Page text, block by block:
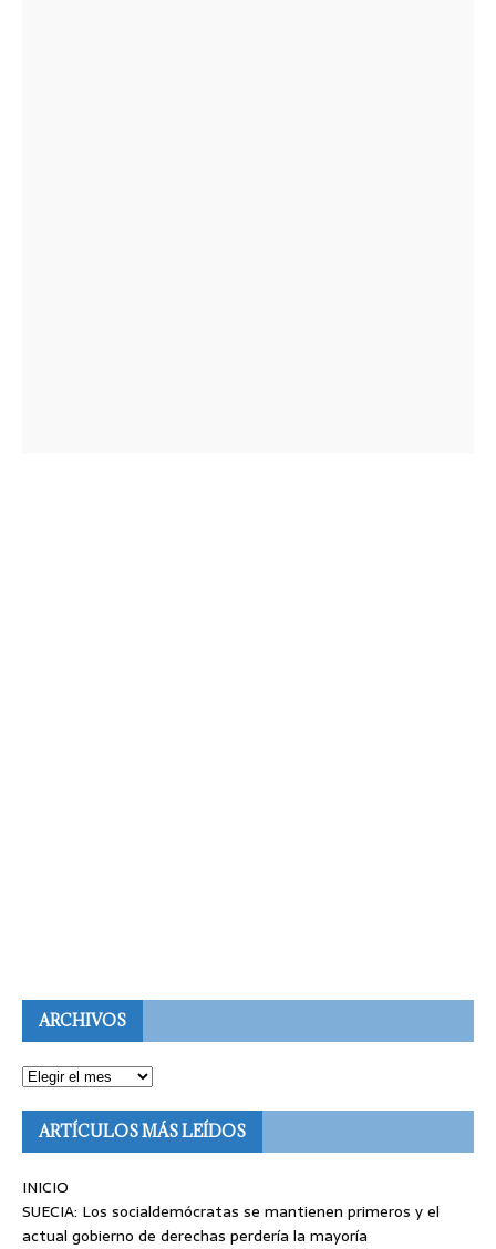
ARCHIVOS
ARTÍCULOS MÁS LEÍDOS
INICIO
SUECIA: Los socialdemócratas se mantienen primeros y el
actual gobierno de derechas perdería la mayoría